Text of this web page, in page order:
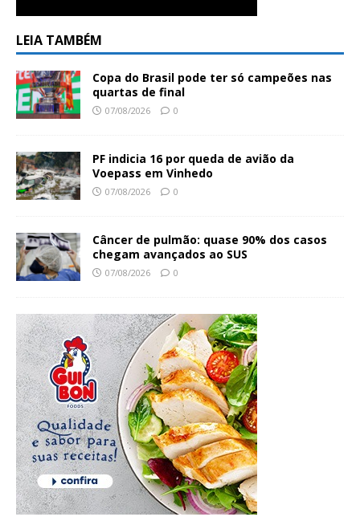
LEIA TAMBÉM
Copa do Brasil pode ter só campeões nas
quartas de final
07/08/2026 0
PF indicia 16 por queda de avião da
Voepass em Vinhedo
07/08/2026 0
Câncer de pulmão: quase 90% dos casos
chegam avançados ao SUS
07/08/2026 0